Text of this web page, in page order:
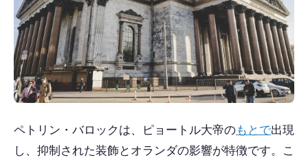
ペトリン・バロックは、ピョートル大帝のもとで出現
し、抑制された装飾とオランダの影響が特徴です。こ